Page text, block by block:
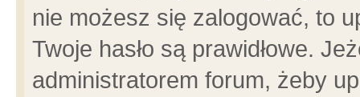
nie możesz się zalogować, to
Twoje hasło są prawidłowe.
administratorem forum, żeby